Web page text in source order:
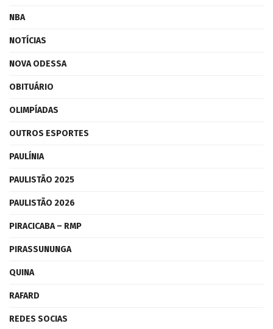
NBA
NOTÍCIAS
NOVA ODESSA
OBITUÁRIO
OLIMPÍADAS
OUTROS ESPORTES
PAULÍNIA
PAULISTÃO 2025
PAULISTÃO 2026
PIRACICABA – RMP
PIRASSUNUNGA
QUINA
RAFARD
REDES SOCIAS